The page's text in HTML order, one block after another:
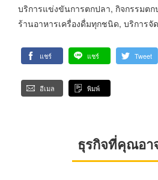
บริการแข่งขันการตกปลา, กิจกรรมต
ร้านอาหารเครื่องดื่มทุกชนิด, บริการจั
แชร์ แชร์ Tweet
อีเมล พิมพ์
ธุรกิจที่คุณอา